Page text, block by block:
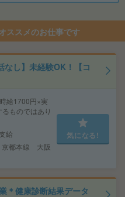
ススメのお仕事です
し】未経験OK！【コ
給1700円×実
ものではあり
給
都本線 大阪
気になる!
＊健康診断結果データ